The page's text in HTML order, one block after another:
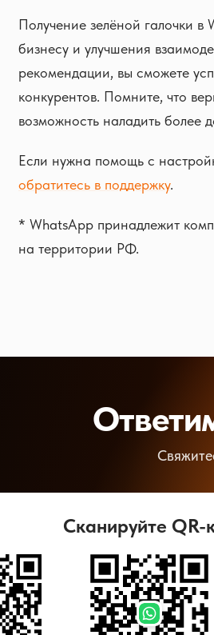
Получение зелёной галочки
бизнесу и улучшения
рекомендации, вы сможете
конкурентов. Помните, что
возможность наладить более
Если нужна помощь с
обратитесь в поддержку.
* WhatsApp принадлежит
на территории РФ.
Сканируйте QR-